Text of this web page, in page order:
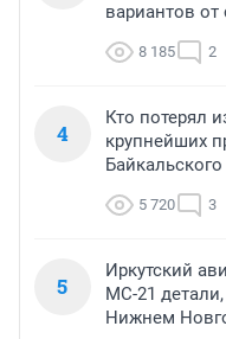
вариантов от
8 185 2
4
Кто потерял
крупнейших
5 720 3
5
Иркутский
МС-21
Нижнем